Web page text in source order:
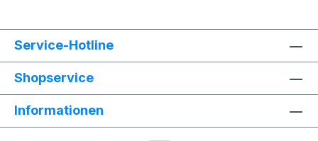
Service-Hotline
Shopservice
Informationen